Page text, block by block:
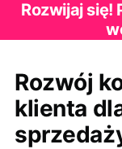
Rozwijaj się!
Rozwój
klienta